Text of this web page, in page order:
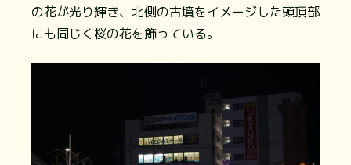
の花が光り輝き、北側の古墳をイメージした頭頂部
にも同じく桜の花を飾っている。